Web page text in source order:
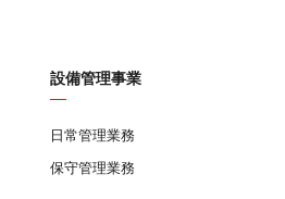
設備管理事業
日常管理業務
保守管理業務